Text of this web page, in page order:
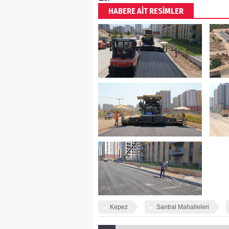
HABERE AİT RESİMLER
Kepez Santral Mahalleleri